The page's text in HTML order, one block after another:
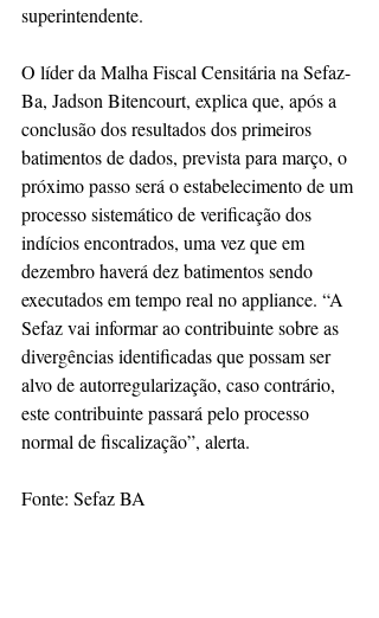
superintendente.
O líder da Malha Fiscal Censitária na Sefaz-
Ba, Jadson Bitencourt, explica que, após a
conclusão dos resultados dos primeiros
batimentos de dados, prevista para março, o
próximo passo será o estabelecimento de um
processo sistemático de verificação dos
indícios encontrados, uma vez que em
dezembro haverá dez batimentos sendo
executados em tempo real no appliance. “A
Sefaz vai informar ao contribuinte sobre as
divergências identificadas que possam ser
alvo de autorregularização, caso contrário,
este contribuinte passará pelo processo
normal de fiscalização”, alerta.
Fonte: Sefaz BA